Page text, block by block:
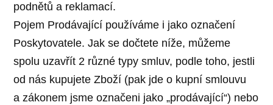
podnětů a reklamací.
Pojem Prodávající používáme i jako označení
Poskytovatele. Jak se dočtete níže, můžeme
spolu uzavřít 2 různé typy smluv, podle toho, jestli
od nás kupujete Zboží (pak jde o kupní smlouvu
a zákonem jsme označeni jako „prodávající“) nebo